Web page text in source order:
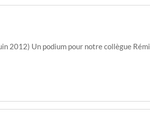
2012) Un podium pour notre collègue Rémi